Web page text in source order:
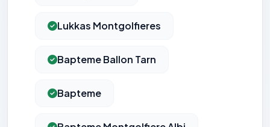
Lukkas Montgolfieres
Bapteme Ballon Tarn
Bapteme